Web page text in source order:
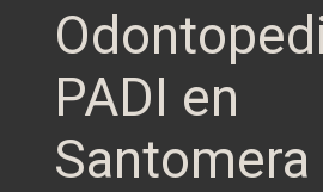
PADI en
Santomera